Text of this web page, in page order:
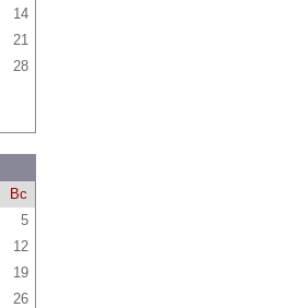
14
21
28
Вс
5
12
19
26